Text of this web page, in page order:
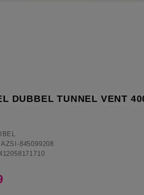
DUBBEL TUNNEL VENT
845099208